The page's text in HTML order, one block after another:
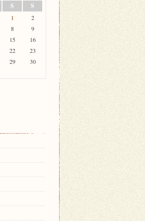
S S
1
2
8
9
15
16
22
23
29
30